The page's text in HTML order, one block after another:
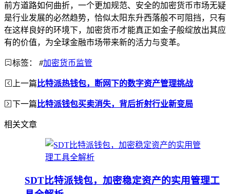
前方道路如何曲折，一个更加规范、安全的加密货币市场无疑
是行业发展的必然趋势，恰似太阳东升西落般不可阻挡，只有
在这样良好的环境下，加密货币才能真正如金子般绽放出其应
有的价值，为全球金融市场带来新的活力与变革。
标签： #加密货币监管
上一篇 比特派热钱包，断网下的数字资产管理挑战
下一篇 比特派钱包买卖消失，背后折射行业新变局
相关文章
SDT比特派钱包，加密稳定资产的实用管理工